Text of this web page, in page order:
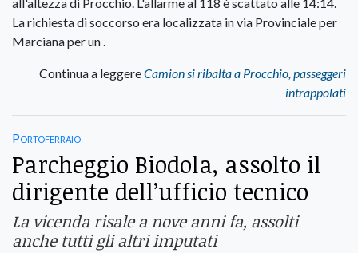
La richiesta di soccorso era localizzata in via Provinciale per
Marciana per un .
Continua a leggereCamion si ribalta a Procchio, passeggeri
intrappolati
Portoferraio
Parcheggio Biodola, assolto il
dirigente dell’ufficio tecnico
La vicenda risale a nove anni fa, assolti
anche tutti gli altri imputati